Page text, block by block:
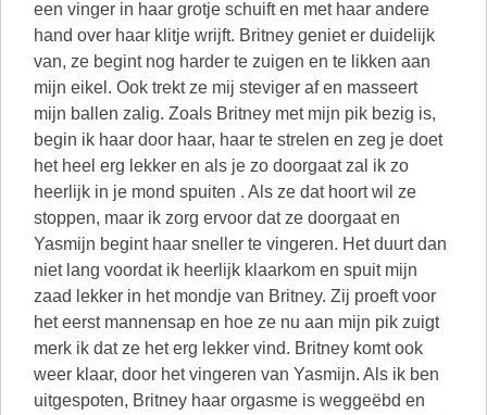
een vinger in haar grotje schuift en met haar andere
hand over haar klitje wrijft. Britney geniet er duidelijk
van, ze begint nog harder te zuigen en te likken aan
mijn eikel. Ook trekt ze mij steviger af en masseert
mijn ballen zalig. Zoals Britney met mijn pik bezig is,
begin ik haar door haar, haar te strelen en zeg je doet
het heel erg lekker en als je zo doorgaat zal ik zo
heerlijk in je mond spuiten . Als ze dat hoort wil ze
stoppen, maar ik zorg ervoor dat ze doorgaat en
Yasmijn begint haar sneller te vingeren. Het duurt dan
niet lang voordat ik heerlijk klaarkom en spuit mijn
zaad lekker in het mondje van Britney. Zij proeft voor
het eerst mannensap en hoe ze nu aan mijn pik zuigt
merk ik dat ze het erg lekker vind. Britney komt ook
weer klaar, door het vingeren van Yasmijn. Als ik ben
uitgespoten, Britney haar orgasme is weggeëbd en